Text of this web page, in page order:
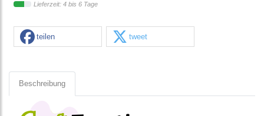
Lieferzeit: 4 bis 6 Tage
teilen tweet
Beschreibung